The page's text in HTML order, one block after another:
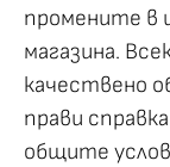
промените в
магазина.
качествено
прави
общите